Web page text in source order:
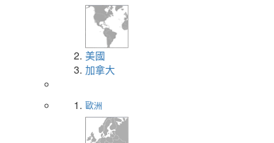
美國
加拿大
歐洲